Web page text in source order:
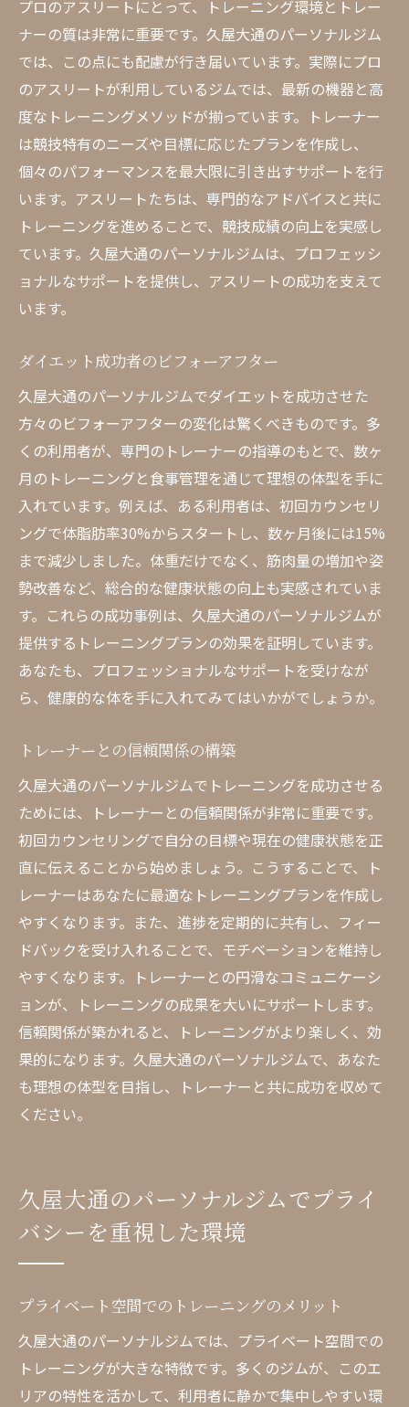
プロのアスリートにとって、トレーニング環境とトレー
ナーの質は非常に重要です。久屋大通のパーソナルジム
では、この点にも配慮が行き届いています。実際にプロ
のアスリートが利用しているジムでは、最新の機器と高
度なトレーニングメソッドが揃っています。トレーナー
は競技特有のニーズや目標に応じたプランを作成し、
個々のパフォーマンスを最大限に引き出すサポートを行
います。アスリートたちは、専門的なアドバイスと共に
トレーニングを進めることで、競技成績の向上を実感し
ています。久屋大通のパーソナルジムは、プロフェッシ
ョナルなサポートを提供し、アスリートの成功を支えて
います。
ダイエット成功者のビフォーアフター
久屋大通のパーソナルジムでダイエットを成功させた
方々のビフォーアフターの変化は驚くべきものです。多
くの利用者が、専門のトレーナーの指導のもとで、数ヶ
月のトレーニングと食事管理を通じて理想の体型を手に
入れています。例えば、ある利用者は、初回カウンセリ
ングで体脂肪率30%からスタートし、数ヶ月後には15%
まで減少しました。体重だけでなく、筋肉量の増加や姿
勢改善など、総合的な健康状態の向上も実感されていま
す。これらの成功事例は、久屋大通のパーソナルジムが
提供するトレーニングプランの効果を証明しています。
あなたも、プロフェッショナルなサポートを受けなが
ら、健康的な体を手に入れてみてはいかがでしょうか。
トレーナーとの信頼関係の構築
久屋大通のパーソナルジムでトレーニングを成功させる
ためには、トレーナーとの信頼関係が非常に重要です。
初回カウンセリングで自分の目標や現在の健康状態を正
直に伝えることから始めましょう。こうすることで、ト
レーナーはあなたに最適なトレーニングプランを作成し
やすくなります。また、進捗を定期的に共有し、フィー
ドバックを受け入れることで、モチベーションを維持し
やすくなります。トレーナーとの円滑なコミュニケーシ
ョンが、トレーニングの成果を大いにサポートします。
信頼関係が築かれると、トレーニングがより楽しく、効
果的になります。久屋大通のパーソナルジムで、あなた
も理想の体型を目指し、トレーナーと共に成功を収めて
ください。
久屋大通のパーソナルジムでプライ
バシーを重視した環境
プライベート空間でのトレーニングのメリット
久屋大通のパーソナルジムでは、プライベート空間での
トレーニングが大きな特徴です。多くのジムが、このエ
リアの特性を活かして、利用者に静かで集中しやすい環